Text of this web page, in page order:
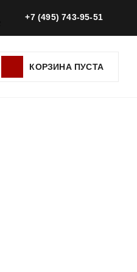
+7 (495) 743-95-51
КОРЗИНА ПУСТА